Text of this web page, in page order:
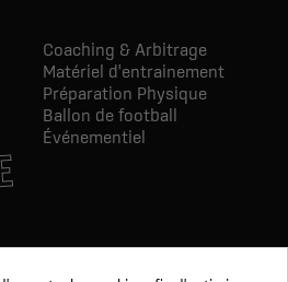
Coaching & Arbitrage
Matériel d'entrainement
Préparation Physique
Ballon de football
Événementiel